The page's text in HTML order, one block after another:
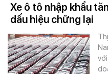
Xe ô tô nhập khẩu
dấu hiệu chững lại